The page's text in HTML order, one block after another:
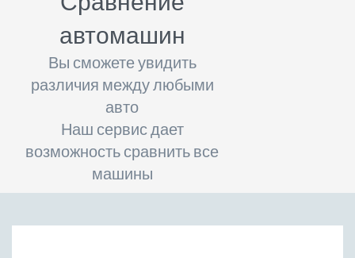
автомашин
Вы сможете увидить
различия между любыми
авто
Наш сервис дает
возможность сравнить все
машины